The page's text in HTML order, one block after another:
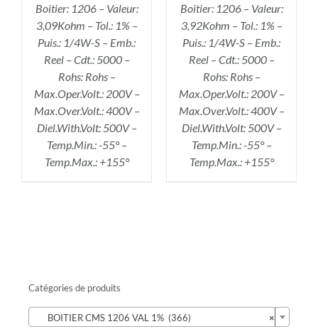
Boitier: 1206 – Valeur:
3,09Kohm – Tol.: 1% –
Puis.: 1/4W-S – Emb.:
Reel – Cdt.: 5000 –
Rohs: Rohs –
Max.Oper.Volt.: 200V –
Max.Over.Volt.: 400V –
Diel.With.Volt: 500V –
Temp.Min.: -55° –
Temp.Max.: +155°
Boitier: 1206 – Valeur:
3,92Kohm – Tol.: 1% –
Puis.: 1/4W-S – Emb.:
Reel – Cdt.: 5000 –
Rohs: Rohs –
Max.Oper.Volt.: 200V –
Max.Over.Volt.: 400V –
Diel.With.Volt: 500V –
Temp.Min.: -55° –
Temp.Max.: +155°
Catégories de produits
×
BOITIER CMS 1206 VAL 1% (366)